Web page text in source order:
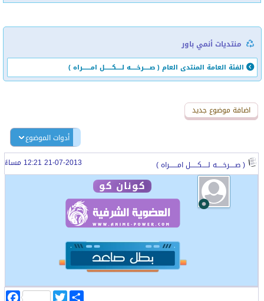
منتديات أنمي باور
الفئة العامة المنتدى العام ( صـــــرخـــــه لـــــكــــــل امـــــــراه )
اضافة رد جديد
اضافة موضوع جديد
أدوات الموضوع
( صـــــرخـــــه لـــــكــــــل امـــــــراه ) 21-07-2013 12:21 مساءً
كونان كو
T